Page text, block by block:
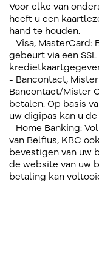
Voor elke van
heeft u een
hand te houden.
- Visa,
gebeurt via een
- Bancontact,
Bancontact/Mister
betalen. Op basis
uw digipas kan u
- Home Banking:
van Belfius, KBC
bevestigen van uw
de website van uw
betaling kan